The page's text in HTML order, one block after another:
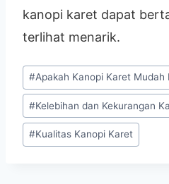
kanopi karet dapat
terlihat menarik.
#Apakah Kanopi Karet Mudah
#Kelebihan dan Kekurangan
#Kualitas Kanopi Karet